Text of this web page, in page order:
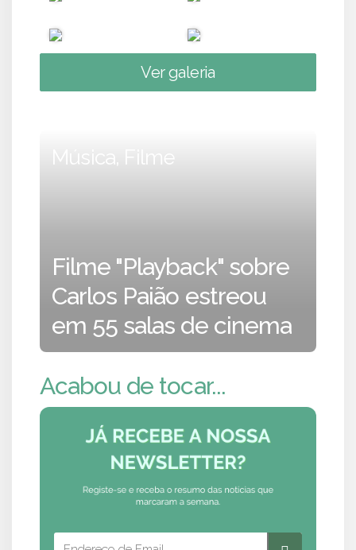
Ver galeria
Música, Filme
Filme "Playback" sobre
Carlos Paião estreou
em 55 salas de cinema
Acabou de tocar...